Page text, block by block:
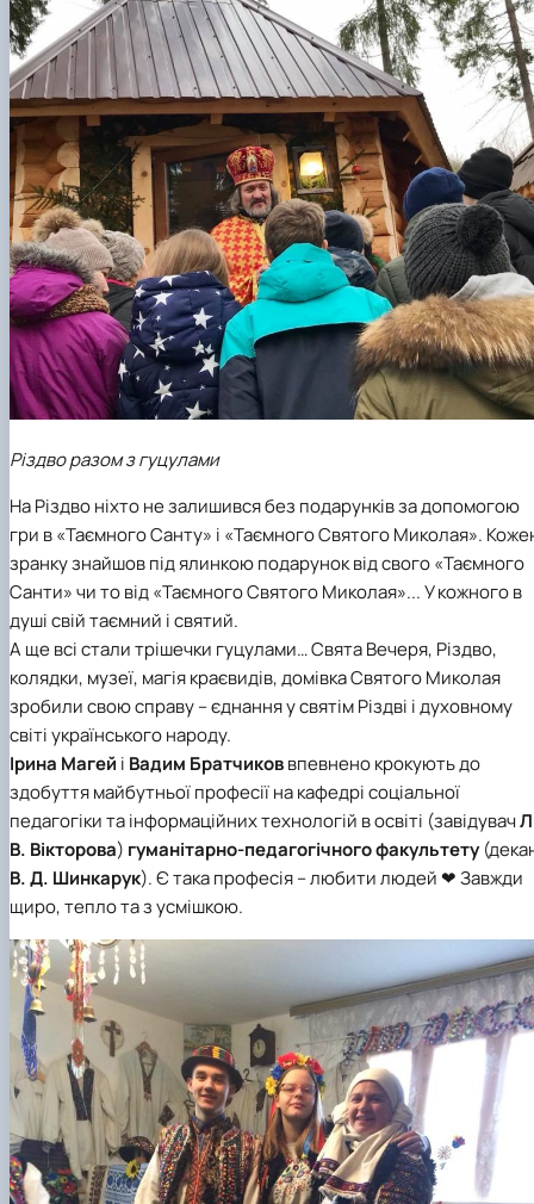
Різдво разом з гуцулами
На Різдво ніхто не залишився без подарунків за допомогою
гри в «Таємного Санту» і «Таємного Святого Миколая».
зранку знайшов під ялинкою подарунок від свого «Таємного
Санти» чи то від «Таємного Святого Миколая»... У кожного в
душі свій таємний і святий.
А ще всі стали трішечки гуцулами… Свята Вечеря, Різдво,
колядки, музеї, магія краєвидів, домівка Святого Миколая
зробили свою справу – єднання у святім Різдві і духовному
світі українського народу.
Ірина Магей і Вадим Братчиковвпевнено крокують до
здобуття майбутньої професії накафедрі соціальної
педагогіки та інформаційних технологій в освіті (завідувач
В. Вікторова) гуманітарно-педагогічного факультету
В. Д. Шинкарук). Є така професія – любити людей ❤ Завжди
щиро, тепло та з усмішкою.